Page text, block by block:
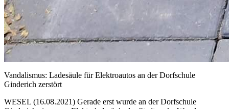
Vandalismus: Ladesäule für Elektroautos an der Dorfschule
Ginderich zerstört
WESEL (16.08.2021) Gerade erst wurde an der Dorfschule